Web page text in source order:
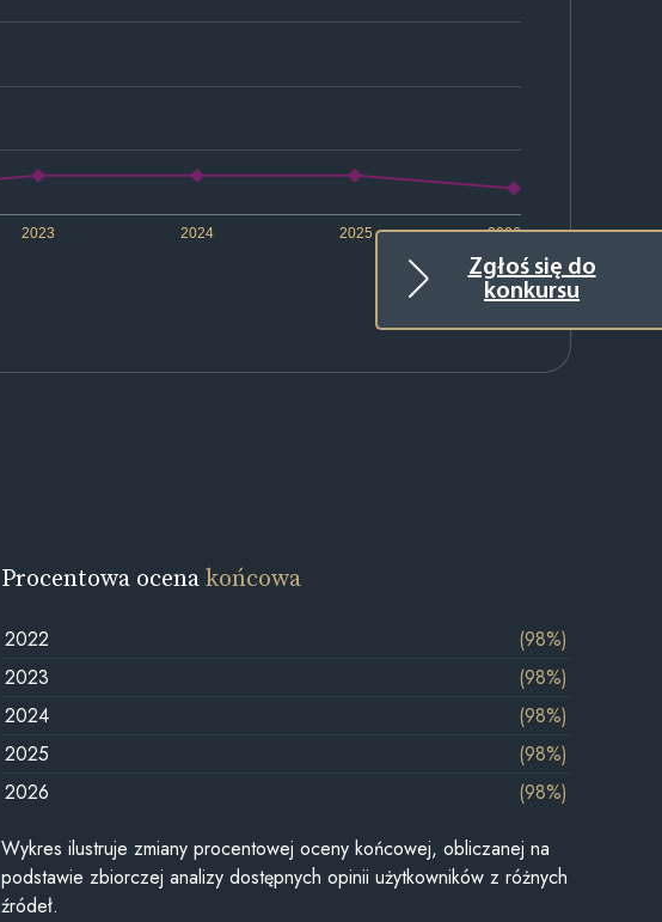
Zgłoś się do
konkursu
2023 2024 2025 2026
Procentowa ocenakońcowa
2022
(98%)
2023
(98%)
2024
(98%)
2025
(98%)
2026
(98%)
Wykres ilustruje zmiany procentowej oceny końcowej, obliczanej na
podstawie zbiorczej analizy dostępnych opinii użytkowników z różnych
źródeł.